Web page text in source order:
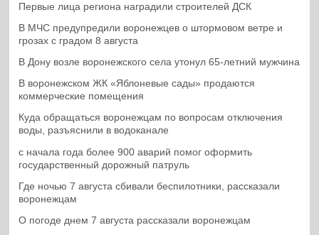
Первые лица региона наградили строителей ДСК
В МЧС предупредили воронежцев о штормовом ветре и
грозах с градом 8 августа
В Дону возле воронежского села утонул 65-летний мужчина
В воронежском ЖК «Яблоневые сады» продаются
коммерческие помещения
Куда обращаться воронежцам по вопросам отключения
воды, разъяснили в водоканале
с начала года более 900 аварий помог оформить
государственный дорожный патруль
Где ночью 7 августа сбивали беспилотники, рассказали
воронежцам
О погоде днем 7 августа рассказали воронежцам